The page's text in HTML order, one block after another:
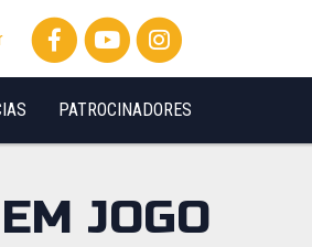
PATROCINADORES
JOGO